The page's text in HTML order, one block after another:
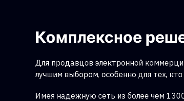
Комплексное
Для продавцов электронной
лучшим выбором, особенно для тех,
Имея надежную сеть из более чем